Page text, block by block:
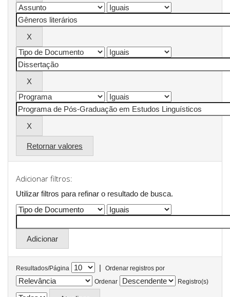
Retornar valores
Adicionar filtros:
Utilizar filtros para refinar o resultado de busca.
Resultados/Página |
Ordenar registros por
Ordenar
Registro(s)